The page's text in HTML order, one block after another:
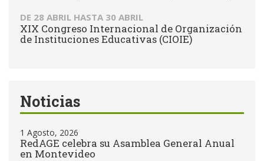
DE 28 ABRIL HASTA 30 ABRIL
XIX Congreso Internacional de Organización
de Instituciones Educativas (CIOIE)
Noticias
1 Agosto, 2026
RedAGE celebra su Asamblea General Anual
en Montevideo